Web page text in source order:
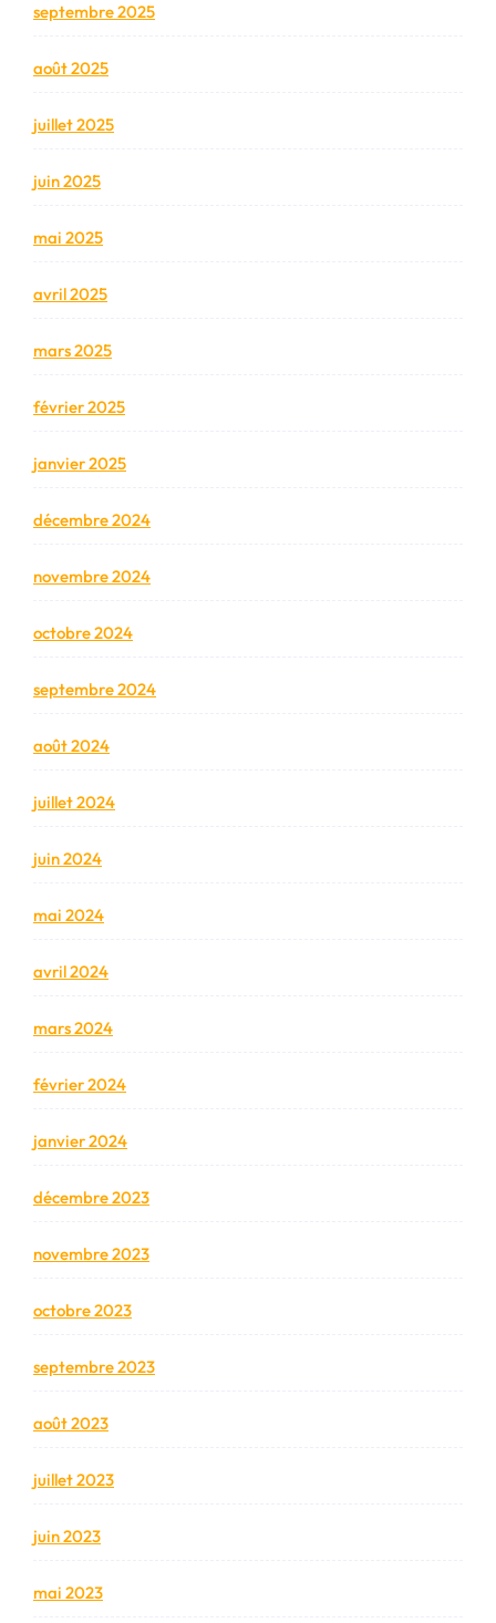
septembre 2025
août 2025
juillet 2025
juin 2025
mai 2025
avril 2025
mars 2025
février 2025
janvier 2025
décembre 2024
novembre 2024
octobre 2024
septembre 2024
août 2024
juillet 2024
juin 2024
mai 2024
avril 2024
mars 2024
février 2024
janvier 2024
décembre 2023
novembre 2023
octobre 2023
septembre 2023
août 2023
juillet 2023
juin 2023
mai 2023